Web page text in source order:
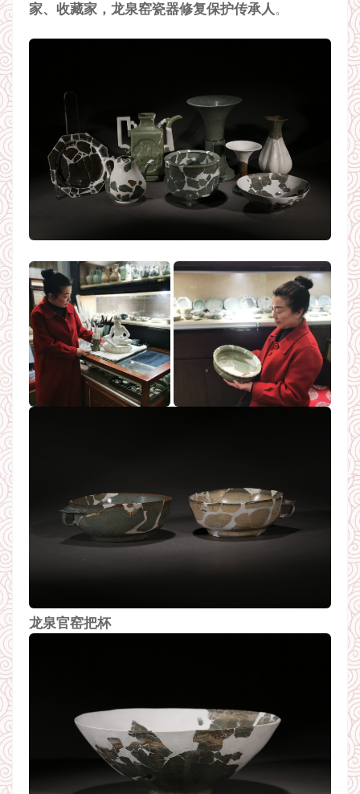
家、收藏家，龙泉窑瓷器修复保护传承人。
龙泉官窑把杯